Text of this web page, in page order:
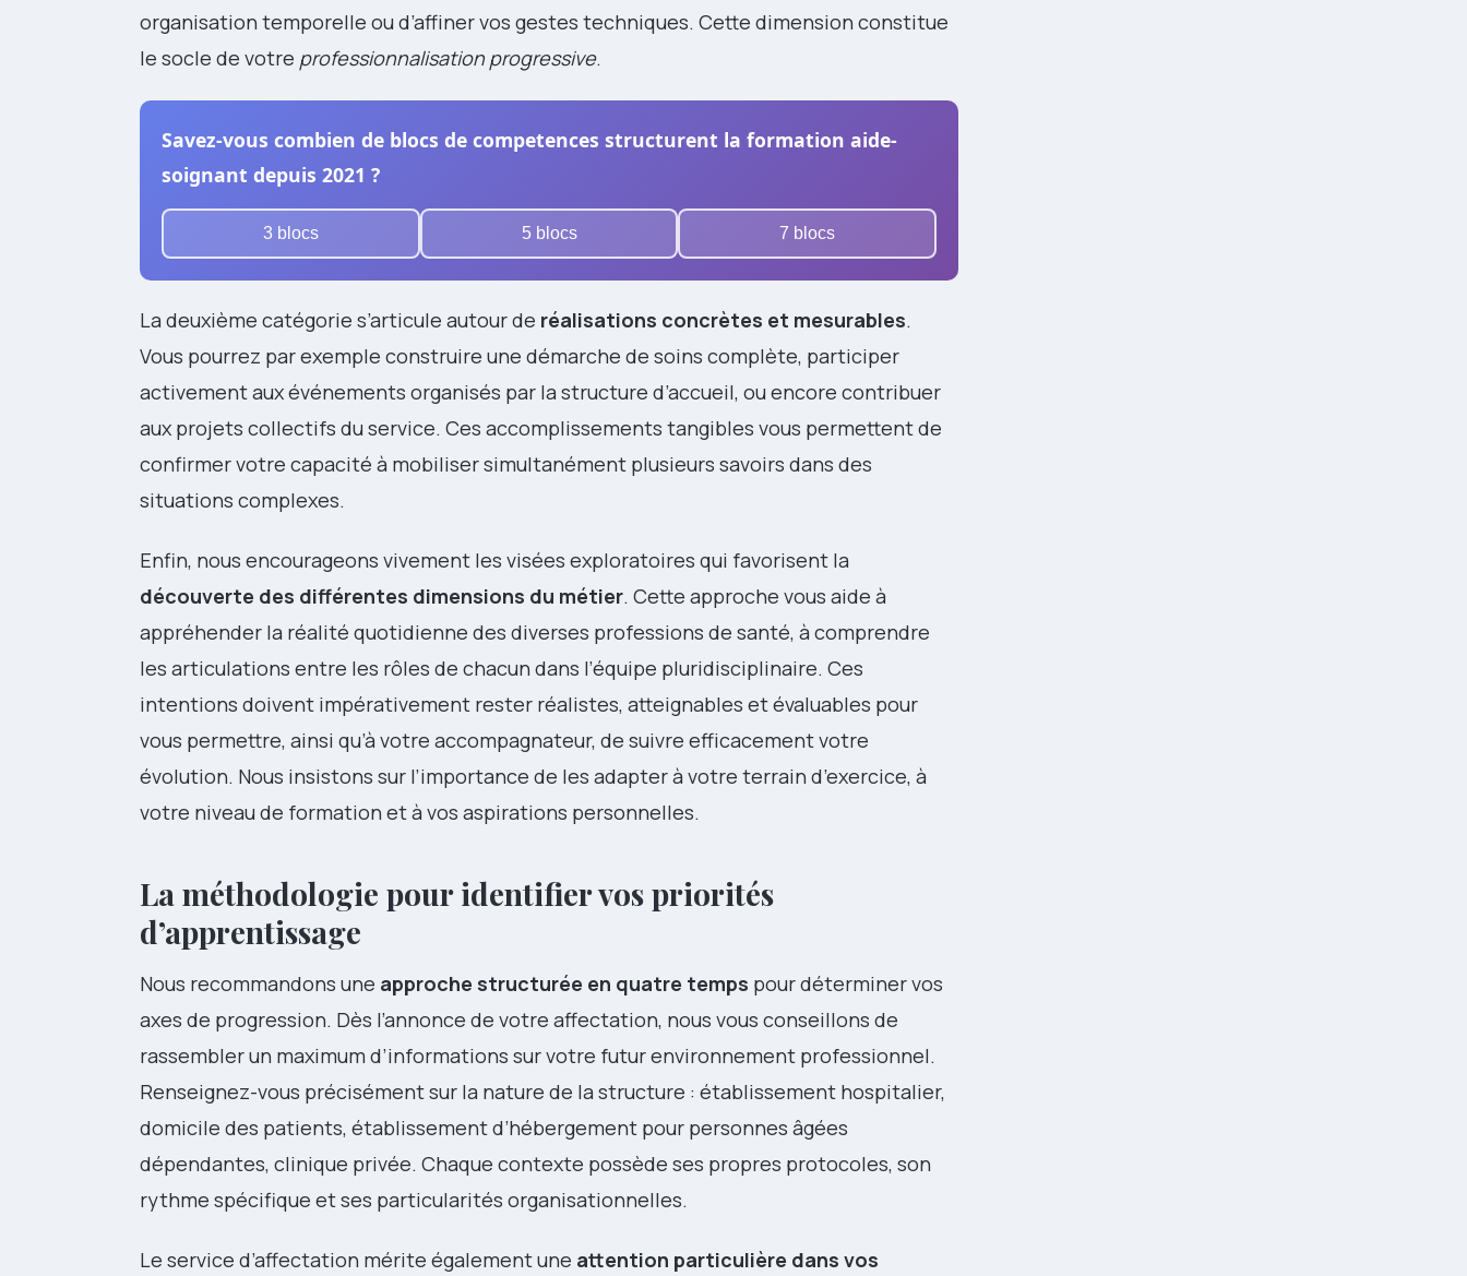
organisation temporelle ou d’affiner vos gestes techniques. Cette dimension constitue
le socle de votre professionnalisation progressive.
Savez-vous combien de blocs de competences structurent la formation aide-
soignant depuis 2021 ?
3 blocs 5 blocs 7 blocs
La deuxième catégorie s’articule autour de réalisations concrètes et mesurables.
Vous pourrez par exemple construire une démarche de soins complète, participer
activement aux événements organisés par la structure d’accueil, ou encore contribuer
aux projets collectifs du service. Ces accomplissements tangibles vous permettent de
confirmer votre capacité à mobiliser simultanément plusieurs savoirs dans des
situations complexes.
Enfin, nous encourageons vivement les visées exploratoires qui favorisent la
découverte des différentes dimensions du métier. Cette approche vous aide à
appréhender la réalité quotidienne des diverses professions de santé, à comprendre
les articulations entre les rôles de chacun dans l’équipe pluridisciplinaire. Ces
intentions doivent impérativement rester réalistes, atteignables et évaluables pour
vous permettre, ainsi qu’à votre accompagnateur, de suivre efficacement votre
évolution. Nous insistons sur l’importance de les adapter à votre terrain d’exercice, à
votre niveau de formation et à vos aspirations personnelles.
La méthodologie pour identifier vos priorités
d’apprentissage
Nous recommandons une approche structurée en quatre temps pour déterminer vos
axes de progression. Dès l’annonce de votre affectation, nous vous conseillons de
rassembler un maximum d’informations sur votre futur environnement professionnel.
Renseignez-vous précisément sur la nature de la structure : établissement hospitalier,
domicile des patients, établissement d’hébergement pour personnes âgées
dépendantes, clinique privée. Chaque contexte possède ses propres protocoles, son
rythme spécifique et ses particularités organisationnelles.
Le service d’affectation mérite également une attention particulière dans vos